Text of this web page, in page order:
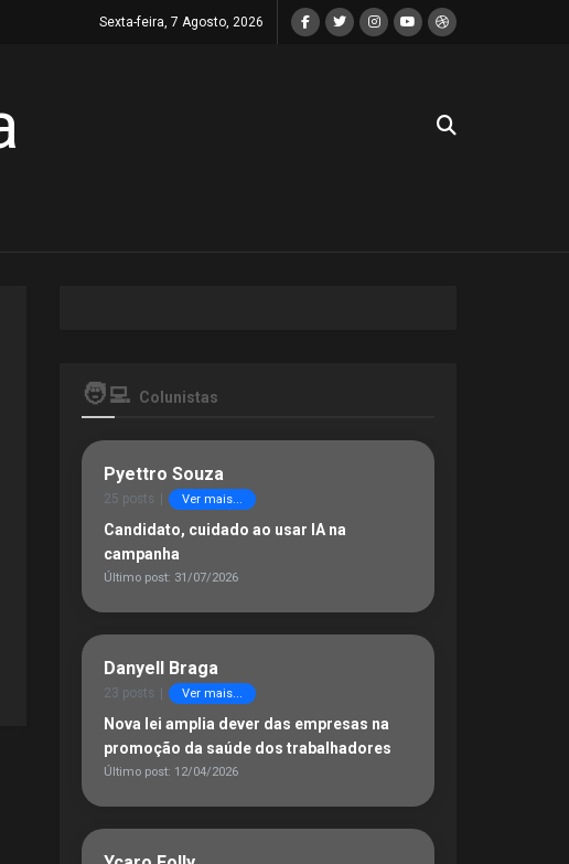
Sexta-feira, 7 Agosto, 2026
🧑‍💻 Colunistas
Pyettro Souza
25 posts Ver mais...
Candidato, cuidado ao usar IA na
campanha
Último post: 31/07/2026
Danyell Braga
23 posts Ver mais...
Nova lei amplia dever das empresas na
promoção da saúde dos trabalhadores
Último post: 12/04/2026